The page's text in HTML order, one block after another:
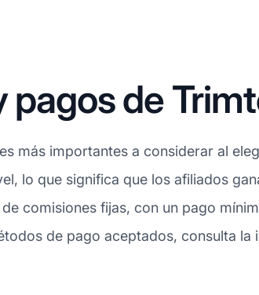
pagos de
más importantes a considerar al
lo que significa que los afiliados
comisiones fijas, con un pago
de pago aceptados, consulta